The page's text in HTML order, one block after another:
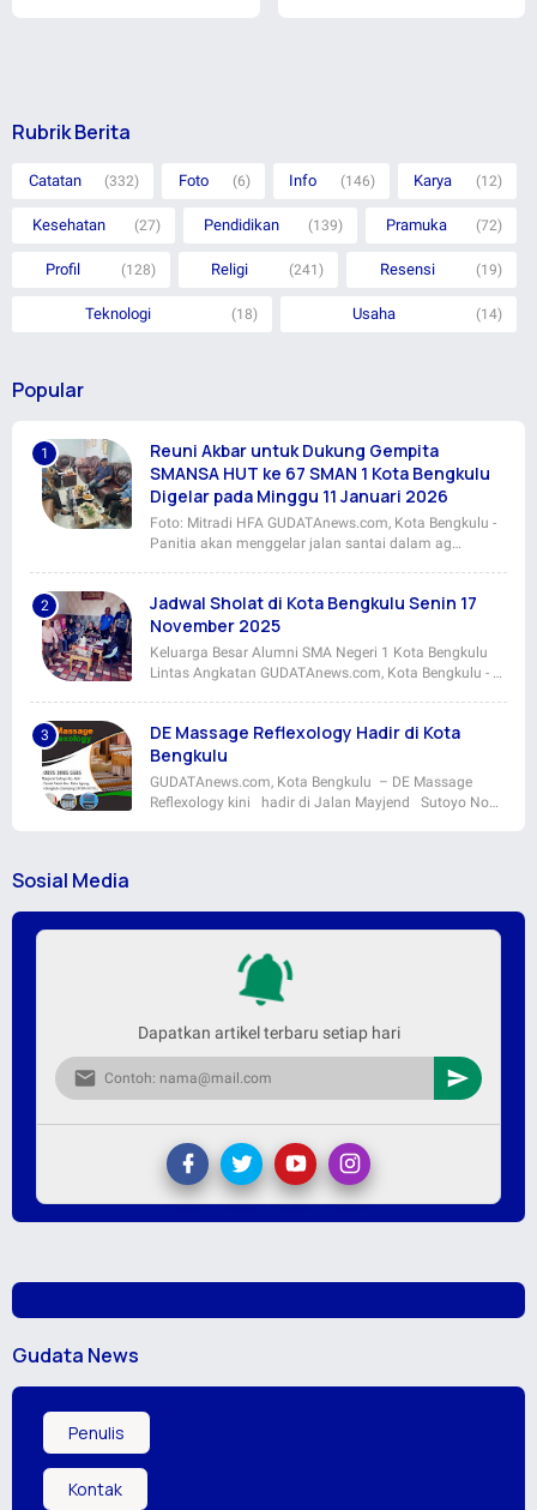
Rubrik Berita
Catatan (332) Foto (6) Info (146) Karya (12)
Kesehatan (27) Pendidikan (139) Pramuka (72)
Profil (128) Religi (241) Resensi (19)
Teknologi (18) Usaha (14)
Popular
Reuni Akbar untuk Dukung Gempita
SMANSA HUT ke 67 SMAN 1 Kota Bengkulu
Digelar pada Minggu 11 Januari 2026
Foto: Mitradi HFA GUDATAnews.com, Kota Bengkulu -
Panitia akan menggelar jalan santai dalam ag…
Jadwal Sholat di Kota Bengkulu Senin 17
November 2025
Keluarga Besar Alumni SMA Negeri 1 Kota Bengkulu
Lintas Angkatan GUDATAnews.com, Kota Bengkulu - …
DE Massage Reflexology Hadir di Kota
Bengkulu
GUDATAnews.com, Kota Bengkulu – DE Massage
Reflexology kini hadir di Jalan Mayjend Sutoyo No…
Sosial Media
Dapatkan artikel terbaru setiap hari
Gudata News
Penulis
Kontak